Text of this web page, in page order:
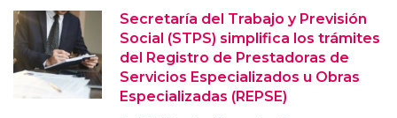
Secretaría del Trabajo y Previsión
Social (STPS) simplifica los trámites
del Registro de Prestadoras de
Servicios Especializados u Obras
Especializadas (REPSE)